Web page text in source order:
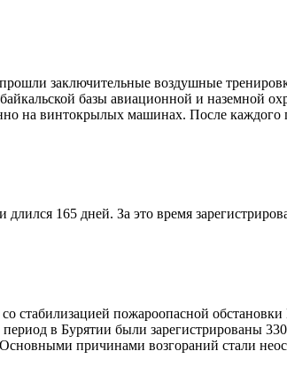
заключительные воздушные
базы авиационной и наземной
на винтокрылых машинах. После каждого
длился 165 дней. За это время
стабилизацией пожароопасной
в Бурятии были зарегистрированы
причинами возгораний стали